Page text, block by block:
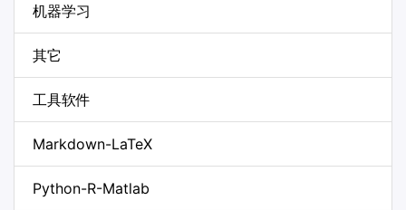
机器学习
其它
工具软件
Markdown-LaTeX
Python-R-Matlab